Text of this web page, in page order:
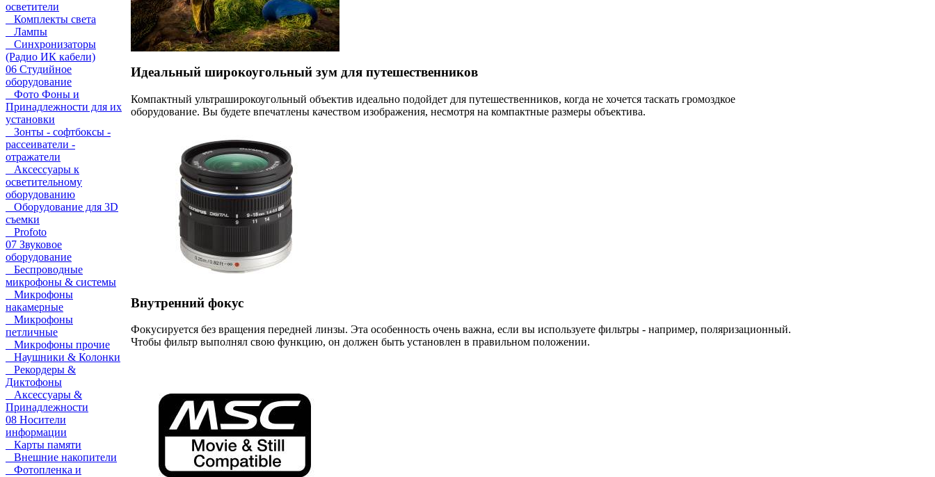
осветители
Комплекты света
Лампы
Синхронизаторы
(Радио ИК кабели)
06 Студийное
оборудование
Фото Фоны и
Принадлежности для их
установки
Зонты - софтбоксы -
рассеиватели -
отражатели
Аксессуары к
осветительному
оборудованию
Оборудование для 3D
съемки
Profoto
07 Звуковое
оборудование
Беспроводные
микрофоны & системы
Микрофоны
накамерные
Микрофоны
петличные
Микрофоны прочие
Наушники & Колонки
Рекордеры &
Диктофоны
Аксессуары &
Принадлежности
08 Носители
информации
Карты памяти
Внешние накопители
Фотопленка и
Идеальный широкоугольный зум для путешественников
Компактный ультраширокоугольный объектив идеально подойдет для путешественников, когда не хочется таскать громоздкое
оборудование. Вы будете впечатлены качеством изображения, несмотря на компактные размеры объектива.
Внутренний фокус
Фокусируется без вращения передней линзы. Эта особенность очень важна, если вы используете фильтры - например, поляризационный.
Чтобы фильтр выполнял свою функцию, он должен быть установлен в правильном положении.